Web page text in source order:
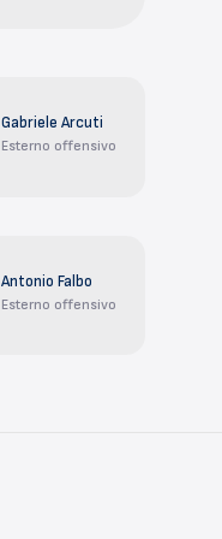
Gabriele Arcuti
Esterno offensivo
Antonio Falbo
Esterno offensivo